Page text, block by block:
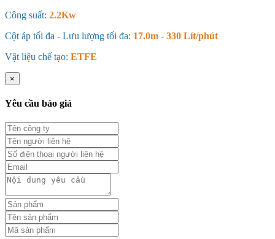
Công suất: 2.2Kw
Cột áp tối đa - Lưu lượng tối đa: 17.0m - 330 Lít/phút
Vật liệu chế tạo: ETFE
×
Yêu cầu báo giá